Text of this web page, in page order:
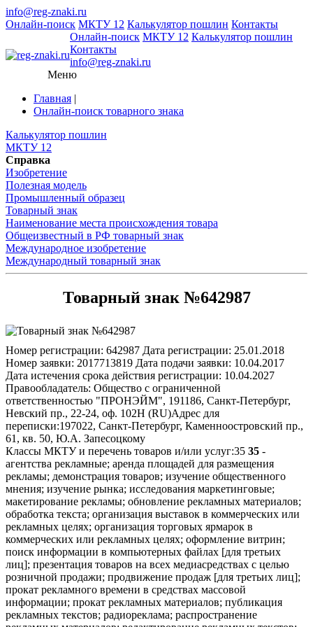
info@reg-znaki.ru
Онлайн-поиск МКТУ 12 Калькулятор пошлин Контакты
Онлайн-поиск МКТУ 12 Калькулятор пошлин
Контакты
info@reg-znaki.ru
Меню
Главная |
Онлайн-поиск товарного знака
Калькулятор пошлин
МКТУ 12
Справка
Изобретение
Полезная модель
Промышленный образец
Товарный знак
Наименование места происхождения товара
Общеизвестный в РФ товарный знак
Международное изобретение
Международный товарный знак
Товарный знак №642987
Номер регистрации: 642987 Дата регистрации: 25.01.2018
Номер заявки: 2017713819 Дата подачи заявки: 10.04.2017
Дата истечения срока действия регистрации: 10.04.2027
Правообладатель: Общество с ограниченной
ответственностью "ПРОНЭЙМ", 191186, Санкт-Петербург,
Невский пр., 22-24, оф. 102Н (RU)Адрес для
переписки:197022, Санкт-Петербург, Каменноостровский пр.,
61, кв. 50, Ю.А. Запесоцкому
Классы МКТУ и перечень товаров и/или услуг:35 35 -
агентства рекламные; аренда площадей для размещения
рекламы; демонстрация товаров; изучение общественного
мнения; изучение рынка; исследования маркетинговые;
макетирование рекламы; обновление рекламных материалов;
обработка текста; организация выставок в коммерческих или
рекламных целях; организация торговых ярмарок в
коммерческих или рекламных целях; оформление витрин;
поиск информации в компьютерных файлах [для третьих
лиц]; презентация товаров на всех медиасредствах с целью
розничной продажи; продвижение продаж [для третьих лиц];
прокат рекламного времени в средствах массовой
информации; прокат рекламных материалов; публикация
рекламных текстов; радиореклама; распространение